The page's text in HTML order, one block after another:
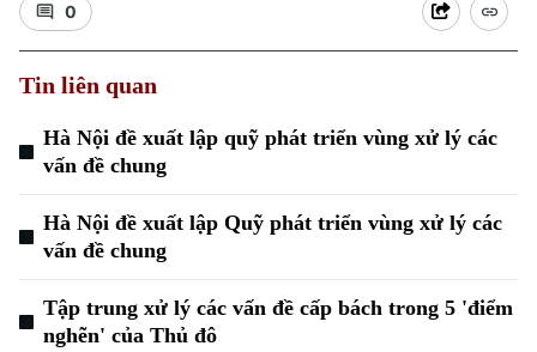
0
Tin liên quan
Hà Nội đề xuất lập quỹ phát triển vùng xử lý các
vấn đề chung
Hà Nội đề xuất lập Quỹ phát triển vùng xử lý các
vấn đề chung
Tập trung xử lý các vấn đề cấp bách trong 5 'điểm
nghẽn' của Thủ đô